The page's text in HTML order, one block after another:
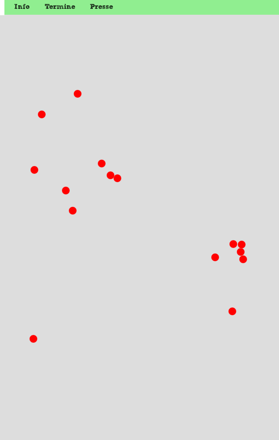
Info Termine Presse